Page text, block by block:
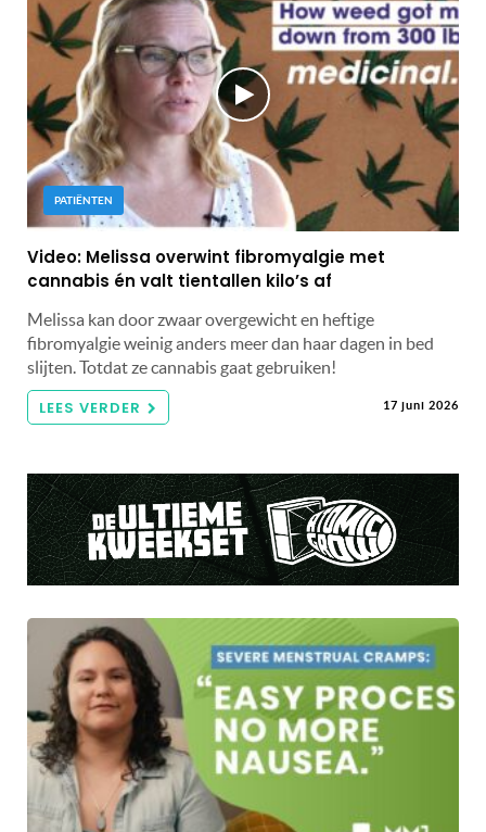
PATIËNTEN
Video: Melissa overwint fibromyalgie met
cannabis én valt tientallen kilo’s af
Melissa kan door zwaar overgewicht en heftige
fibromyalgie weinig anders meer dan haar dagen in bed
slijten. Totdat ze cannabis gaat gebruiken!
LEES VERDER 17 juni 2026